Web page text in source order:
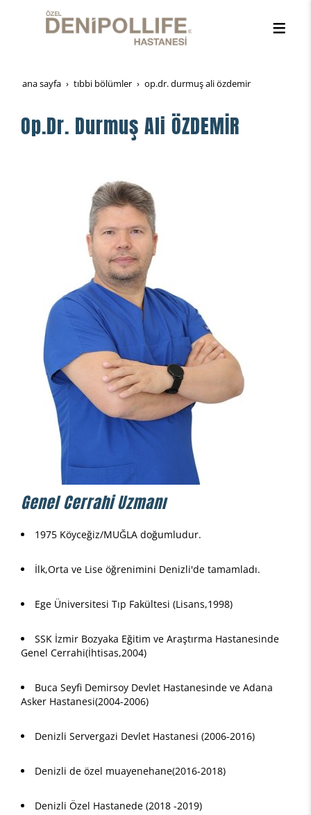
ana sayfa tibbi̇ bölümler op.dr. durmuş ali özdemi̇r
Op.Dr. Durmuş Ali ÖZDEMİR
Genel Cerrahi Uzmanı
1975 Köyceğiz/MUĞLA doğumludur.
İlk,Orta ve Lise öğrenimini Denizli'de tamamladı.
Ege Üniversitesi Tıp Fakültesi (Lisans,1998)
SSK İzmir Bozyaka Eğitim ve Araştırma Hastanesinde
Genel Cerrahi(İhtisas,2004)
Buca Seyfi Demirsoy Devlet Hastanesinde ve Adana
Asker Hastanesi(2004-2006)
Denizli Servergazi Devlet Hastanesi (2006-2016)
Denizli de özel muayenehane(2016-2018)
Denizli Özel Hastanede (2018 -2019)